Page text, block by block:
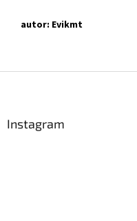
autor: Evikmt
Instagram